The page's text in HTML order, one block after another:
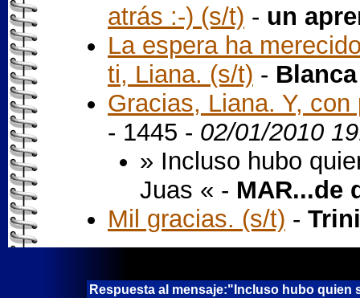
atrás :-) (s/t) - un
La espera ha
ti, Liana. (s/t) - Blanca
Gracias, Liana. Y,
- 1445 - 02/01/2010
» Incluso hubo
Juas « - MAR...de
Mil gracias. (s/t) -
Respuesta al mensaje:"Incluso hubo quien